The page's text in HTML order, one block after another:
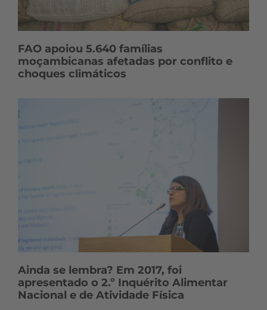
FAO apoiou 5.640 famílias
moçambicanas afetadas por conflito e
choques climáticos
Ainda se lembra? Em 2017, foi
apresentado o 2.º Inquérito Alimentar
Nacional e de Atividade Física